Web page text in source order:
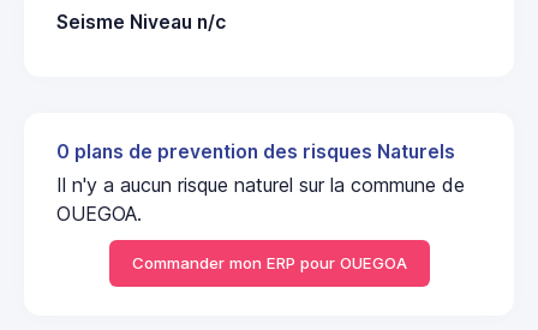
Seisme Niveau n/c
0 plans de prevention des risques Naturels
Il n'y a aucun risque naturel sur la commune de
OUEGOA.
Commander mon ERP pour OUEGOA